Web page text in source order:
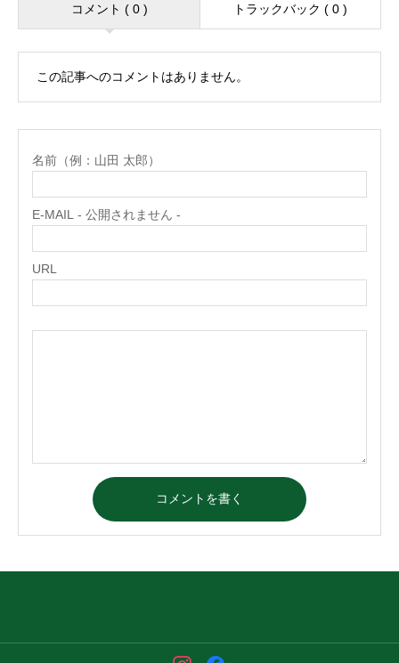
コメント ( 0 ) トラックバック ( 0 )
この記事へのコメントはありません。
名前（例：山田 太郎）
E-MAIL - 公開されません -
URL
コメントを書く